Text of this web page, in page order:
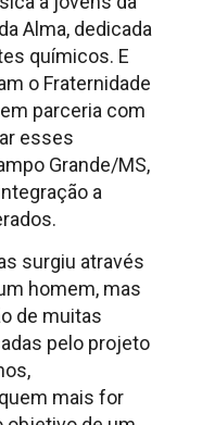
Alma, dedicada
químicos. E
o Fraternidade
parceria com
esses
Grande/MS,
a
surgiu através
homem, mas
de muitas
pelo projeto
mais for